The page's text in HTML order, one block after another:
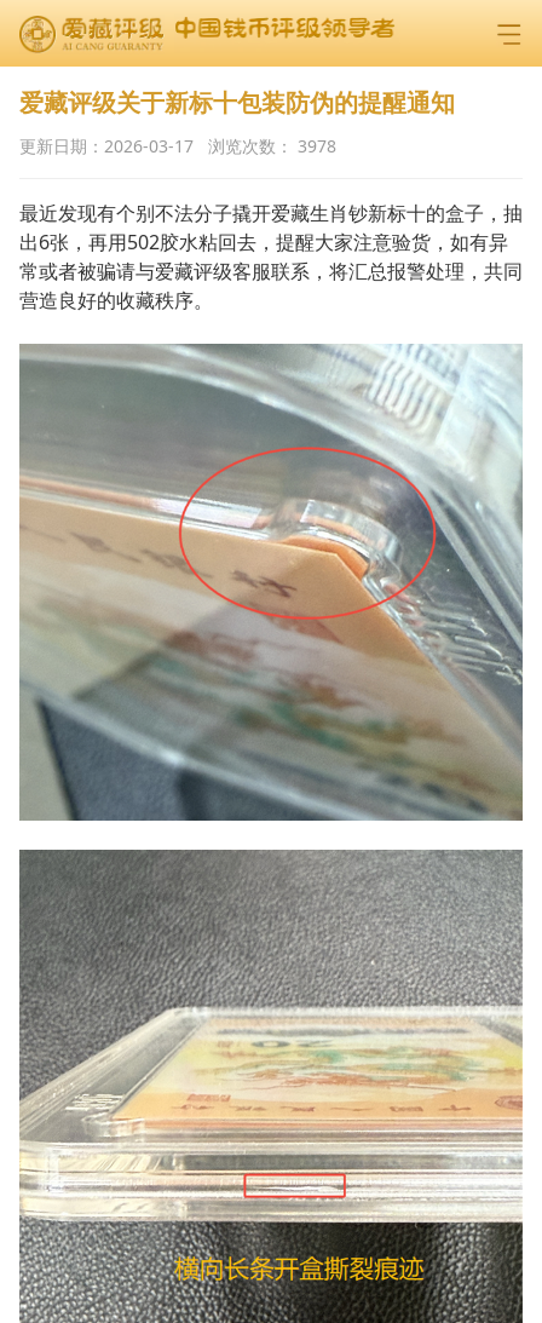
爱藏评级关于新标十包装防伪的提醒通知
更新日期： 2026-03-17 浏览次数： 3978
最近发现有个别不法分子撬开爱藏生肖钞新标十的盒子，抽
出6张，再用502胶水粘回去，提醒大家注意验货，如有异
常或者被骗请与爱藏评级客服联系，将汇总报警处理，共同
营造良好的收藏秩序。